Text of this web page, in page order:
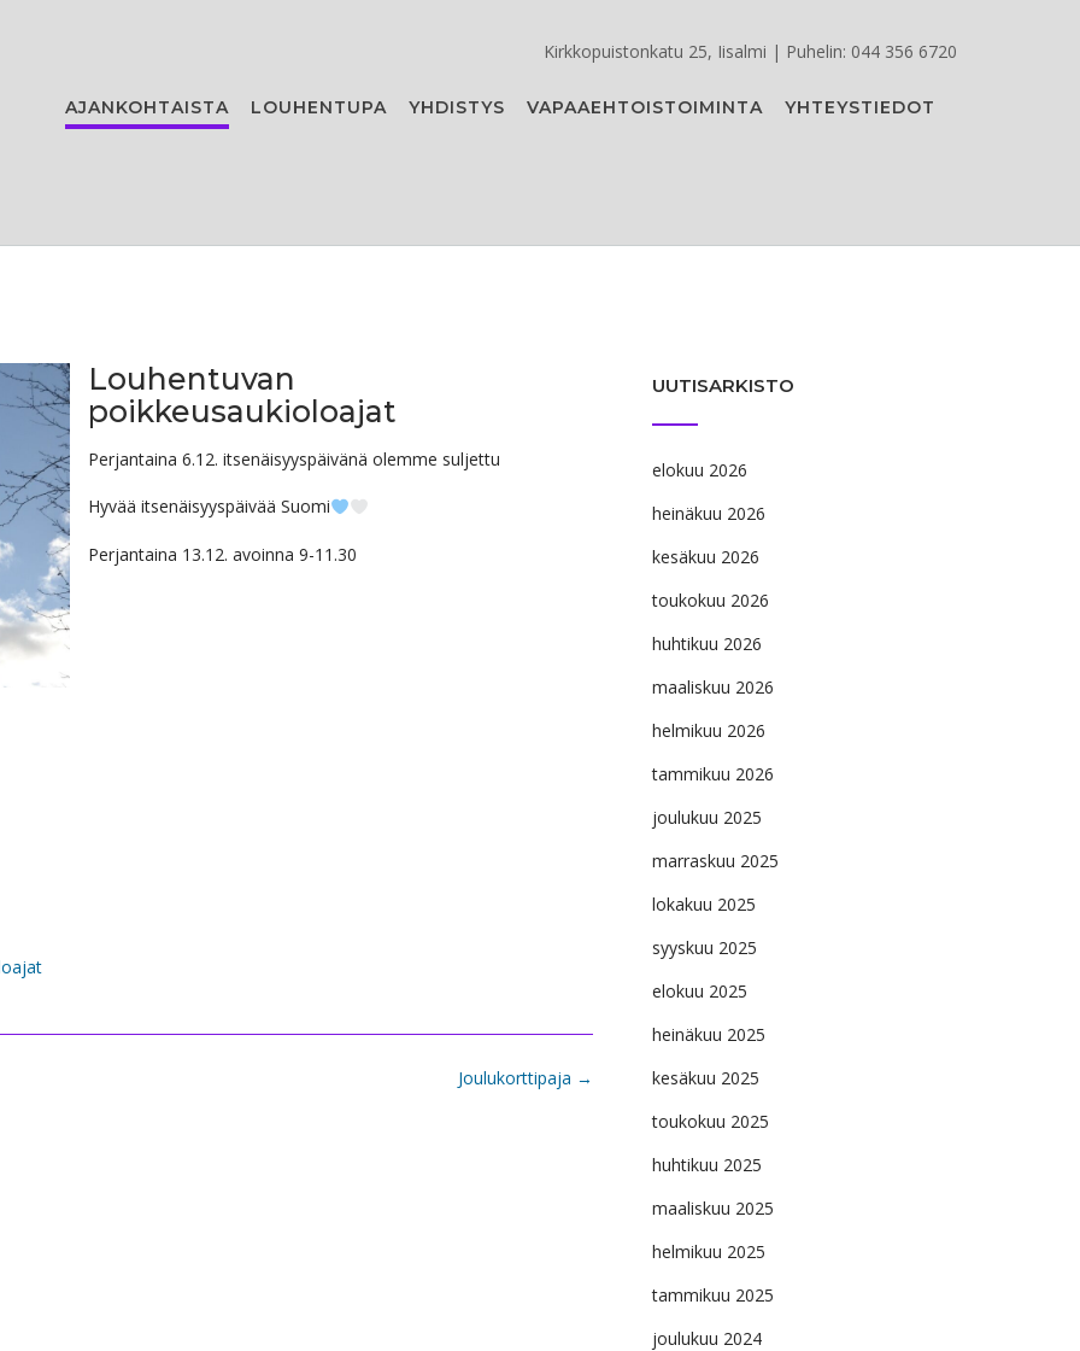
Kirkkopuistonkatu 25, Iisalmi | Puhelin: 044 356 6720
AJANKOHTAISTA LOUHENTUPA YHDISTYS VAPAAEHTOISTOIMINTA YHTEYSTIEDOT
Louhentuvan
poikkeusaukioloajat
Perjantaina 6.12. itsenäisyyspäivänä olemme suljettu
Hyvää itsenäisyyspäivää Suomi
Perjantaina 13.12. avoinna 9-11.30
Joulukorttipaja →
UUTISARKISTO
elokuu 2026
heinäkuu 2026
kesäkuu 2026
toukokuu 2026
huhtikuu 2026
maaliskuu 2026
helmikuu 2026
tammikuu 2026
joulukuu 2025
marraskuu 2025
lokakuu 2025
syyskuu 2025
elokuu 2025
heinäkuu 2025
kesäkuu 2025
toukokuu 2025
huhtikuu 2025
maaliskuu 2025
helmikuu 2025
tammikuu 2025
joulukuu 2024